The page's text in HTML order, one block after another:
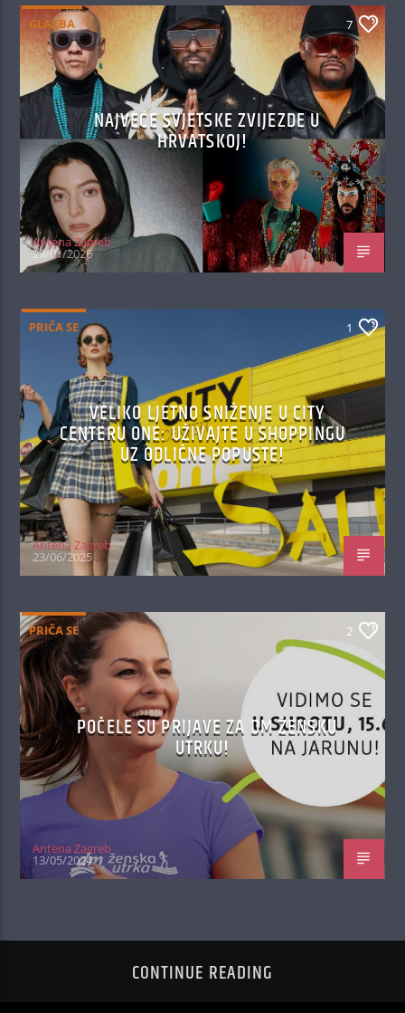
GLAZBA 7
NAJVEĆE SVJETSKE ZVIJEZDE U
HRVATSKOJ!
Antena Zagreb
29/01/2026
PRIČA SE 1
VELIKO LJETNO SNIŽENJE U CITY
CENTERU ONE: UŽIVAJTE U SHOPPINGU
UZ ODLIČNE POPUSTE!
Antena Zagreb
23/06/2025
PRIČA SE 2
POČELE SU PRIJAVE ZA DM ŽENSKU
UTRKU!
Antena Zagreb
13/05/2024
CONTINUE READING